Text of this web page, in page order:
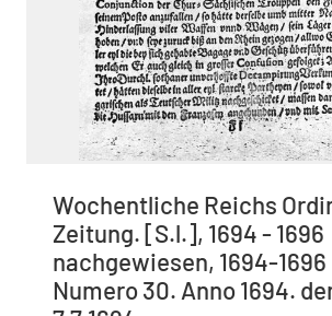
Wochentliche Reichs
Zeitung. [S.l.], 1694 - 1696
nachgewiesen, 1694-1696
Numero 30. Anno 1694.